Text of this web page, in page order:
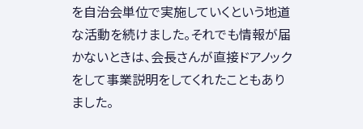
を自治会単位で実施していくという地道
な活動を続けました。それでも情報が届
かないときは、会長さんが直接ドアノック
をして事業説明をしてくれたこともあり
ました。